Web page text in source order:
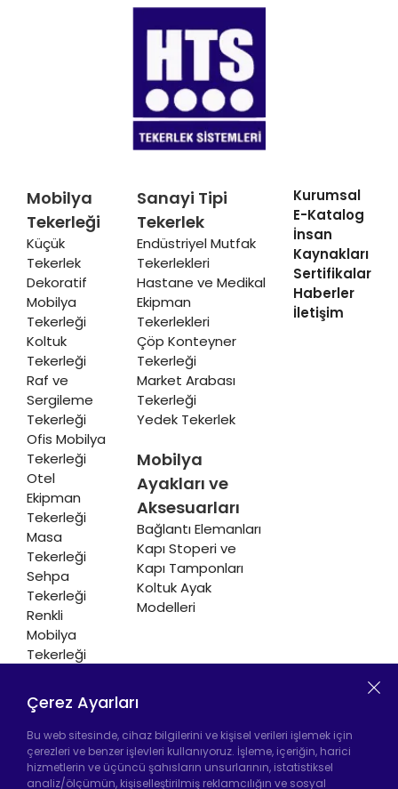
Mobilya
Tekerleği
Küçük
Tekerlek
Dekoratif
Mobilya
Tekerleği
Koltuk
Tekerleği
Raf ve
Sergileme
Tekerleği
Ofis Mobilya
Tekerleği
Otel
Ekipman
Tekerleği
Masa
Tekerleği
Sehpa
Tekerleği
Renkli
Mobilya
Tekerleği
Isıtıcı
Tekerleği
Sanayi Tipi
Tekerlek
Endüstriyel Mutfak
Tekerlekleri
Hastane ve Medikal
Ekipman
Tekerlekleri
Çöp Konteyner
Tekerleği
Market Arabası
Tekerleği
Yedek Tekerlek
Mobilya
Ayakları ve
Aksesuarları
Bağlantı Elemanları
Kapı Stoperi ve
Kapı Tamponları
Koltuk Ayak
Modelleri
Kurumsal
E-Katalog
İnsan
Kaynakları
Sertifikalar
Haberler
İletişim
Çerez Ayarları
Bu web sitesinde, cihaz bilgilerini ve kişisel verileri işlemek için
çerezleri ve benzer işlevleri kullanıyoruz. İşleme, içeriğin, harici
hizmetlerin ve üçüncü şahısların unsurlarının, istatistiksel
analiz/ölçümün, kişiselleştirilmiş reklamcılığın ve sosyal